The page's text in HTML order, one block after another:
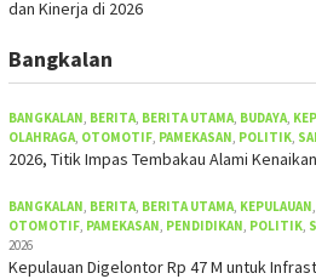
dan Kinerja di 2026
Bangkalan
BANGKALAN, BERITA, BERITA UTAMA, BUDAYA,
OLAHRAGA, OTOMOTIF, PAMEKASAN, POLITIK,
2026, Titik Impas Tembakau Alami
BANGKALAN, BERITA, BERITA UTAMA, KEPULAUAN,
OTOMOTIF, PAMEKASAN, PENDIDIKAN, POLITIK,
2026
Kepulauan Digelontor Rp 47 M untuk